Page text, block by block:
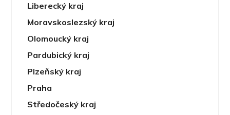
Liberecký kraj
Moravskoslezský kraj
Olomoucký kraj
Pardubický kraj
Plzeňský kraj
Praha
Středočeský kraj